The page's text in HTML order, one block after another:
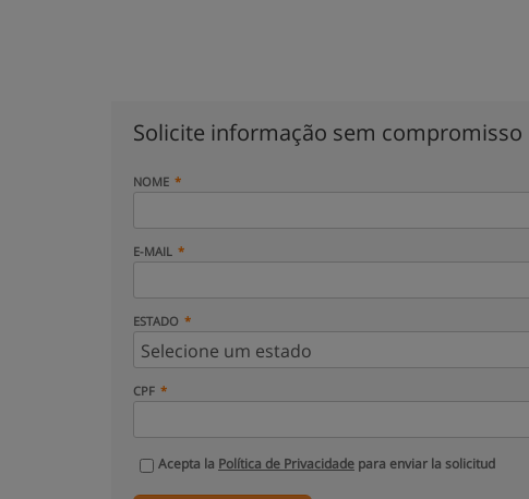
Solicite informação sem compromisso
NOME
E-MAIL
ESTADO
CPF
Acepta la Política de Privacidade para enviar la solicitud